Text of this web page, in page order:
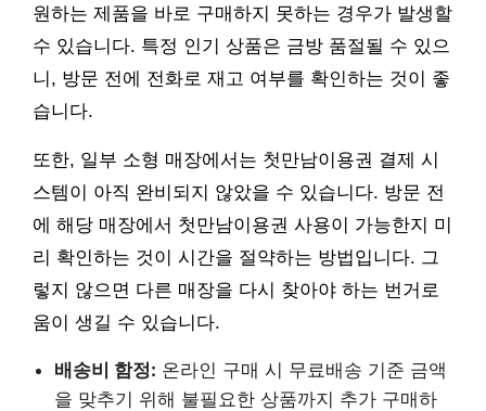
원하는 제품을 바로 구매하지 못하는 경우가 발생할
수 있습니다. 특정 인기 상품은 금방 품절될 수 있으
니, 방문 전에 전화로 재고 여부를 확인하는 것이 좋
습니다.
또한, 일부 소형 매장에서는 첫만남이용권 결제 시
스템이 아직 완비되지 않았을 수 있습니다. 방문 전
에 해당 매장에서 첫만남이용권 사용이 가능한지 미
리 확인하는 것이 시간을 절약하는 방법입니다. 그
렇지 않으면 다른 매장을 다시 찾아야 하는 번거로
움이 생길 수 있습니다.
배송비 함정: 온라인 구매 시 무료배송 기준 금액
을 맞추기 위해 불필요한 상품까지 추가 구매하